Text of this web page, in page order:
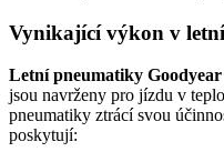
Vynikající výkon v
Letní pneumatiky
jsou navrženy pro jízdu v
pneumatiky ztrácí svou
poskytují: